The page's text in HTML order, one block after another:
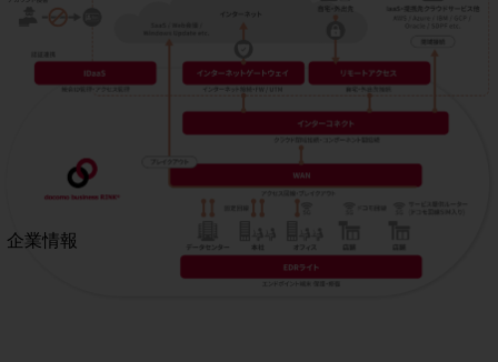
相談・申し込みができるバーチャルショップ
法人向けモバイルトップ
はじめての方へ
サービス・商品を探す
新規会員登録/ログインはこちら
100回線以上のお問い合わせ・お見積りはこちら
別ウィンドウで開きます
企業情報